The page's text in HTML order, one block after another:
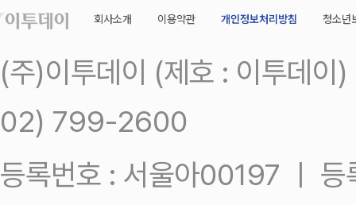
회사소개 이용약관 개인정보처리방침 청소년
(주)이투데이 (제호 : 이투데
02) 799-2600
등록번호 : 서울아00197 ㅣ